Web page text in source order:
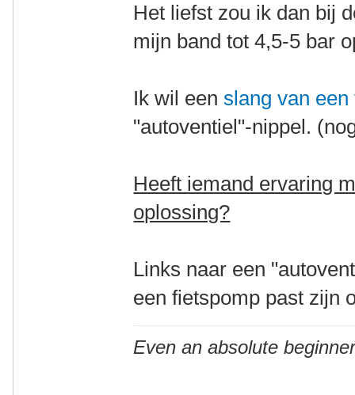
Het liefst zou ik dan bij
mijn band tot 4,5-5 bar
Ik wil eenslang van
"autoventiel"-nippel.
Heeft iemand ervaring
oplossing?
Links naar een
een fietspomp past zijn
Even an absolute